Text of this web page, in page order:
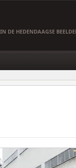
DE HEDENDAAGSE